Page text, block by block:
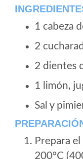
1 cabeza
2
2 dientes
1 limón,
Sal y
Prepara
200°C